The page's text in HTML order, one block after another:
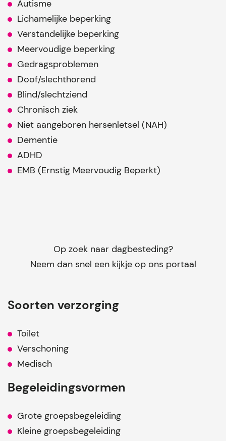
Autisme
Lichamelijke beperking
Verstandelijke beperking
Meervoudige beperking
Gedragsproblemen
Doof/slechthorend
Blind/slechtziend
Chronisch ziek
Niet aangeboren hersenletsel (NAH)
Dementie
ADHD
EMB (Ernstig Meervoudig Beperkt)
Op zoek naar dagbesteding?
Neem dan snel een kijkje op ons portaal
Soorten verzorging
Toilet
Verschoning
Medisch
Begeleidingsvormen
Grote groepsbegeleiding
Kleine groepsbegeleiding